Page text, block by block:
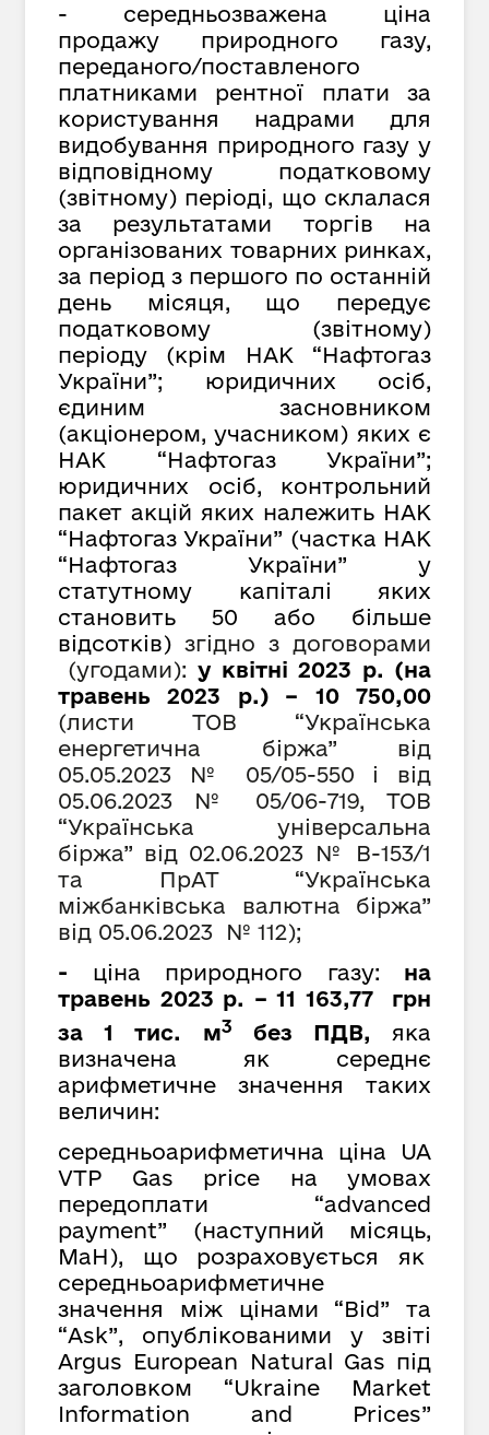
- середньозважена ціна
продажу природного газу,
переданого/поставленого
платниками рентної плати за
користування надрами для
видобування природного газу у
відповідному податковому
(звітному) періоді, що склалася
за результатами торгів на
організованих товарних ринках,
за період з першого по останній
день місяця, що передує
податковому (звітному)
періоду (крім НАК “Нафтогаз
України”; юридичних осіб,
єдиним засновником
(акціонером, учасником) яких є
НАК “Нафтогаз України”;
юридичних осіб, контрольний
пакет акцій яких належить НАК
“Нафтогаз України” (частка НАК
“Нафтогаз України” у
статутному капіталі яких
становить 50 або більше
відсотків) згідно з договорами
(угодами): у квітні 2023 р. (на
травень 2023 р.) – 10 750,00
(листи ТОВ “Українська
енергетична біржа” від
05.05.2023 №
05/05-550
і від
05.06.2023 №
05/06-719, ТОВ
“Українська універсальна
біржа” від 02.06.2023 № В-153/1
та ПрАТ “Українська
міжбанківська валютна біржа”
від 05.06.2023 № 112);
- ціна природного газу: на
травень 2023 р. – 11 163,77 грн
за 1 тис. м3 без ПДВ, яка
визначена як середнє
арифметичне значення таких
величин:
середньоарифметична ціна UA
VTP Gas price на умовах
передоплати “advanced
payment” (наступний місяць,
MaH), що розраховується як
cередньоарифметичне
значення між цінами “Bid” та
“Ask”, опублікованими у звіті
Argus European Natural Gas під
заголовком “Ukraine Market
Information and Prices”